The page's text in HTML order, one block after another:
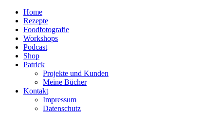
Home
Rezepte
Foodfotografie
Workshops
Podcast
Shop
Patrick
Projekte und Kunden
Meine Bücher
Kontakt
Impressum
Datenschutz